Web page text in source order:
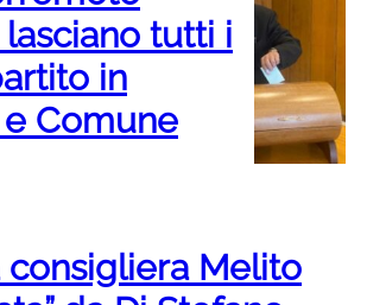
lasciano tutti i
in
Comune
consigliera Melito